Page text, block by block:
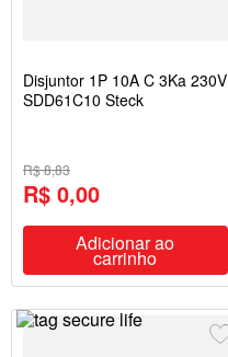
Disjuntor 1P 10A C 3Ka 230V
SDD61C10 Steck
R$ 8,83
R$ 0,00
Adicionar ao
carrinho